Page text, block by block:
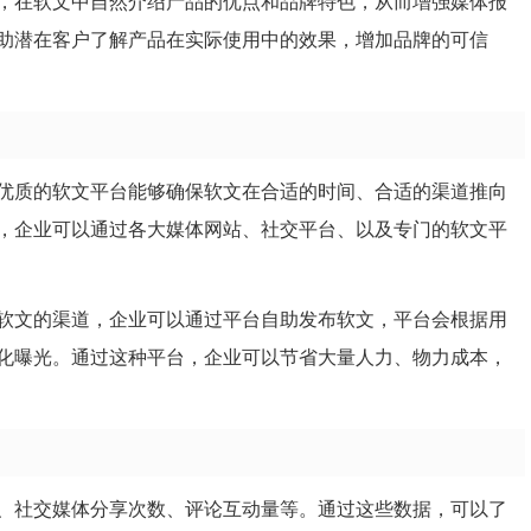
潜在客户了解产品在实际使用中的效果，增加品牌的可信
的软文平台能够确保软文在合适的时间、合适的渠道推向
企业可以通过各大媒体网站、社交平台、以及专门的软文平
的渠道，企业可以通过平台自助发布软文，平台会根据用
光。通过这种平台，企业可以节省大量人力、物力成本，
交媒体分享次数、评论互动量等。通过这些数据，可以了